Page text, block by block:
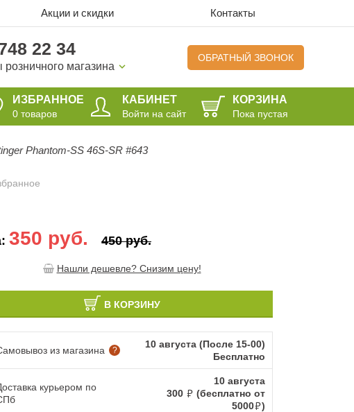
Акции и скидки Контакты
22 34
магазина
ОБРАТНЫЙ ЗВОНОК
ИЗБРАННОЕ
0 товаров
КАБИНЕТ
Войти на сайт
КОРЗИНА
Пока пустая
Phantom-SS 46S-SR #643
350 руб. 450 руб.
Нашли дешевле? Снизим цену!
В КОРЗИНУ
из магазина ?
10 августа (После 15-00)
Бесплатно
курьером по
10 августа
300
(бесплатно от
5000
)